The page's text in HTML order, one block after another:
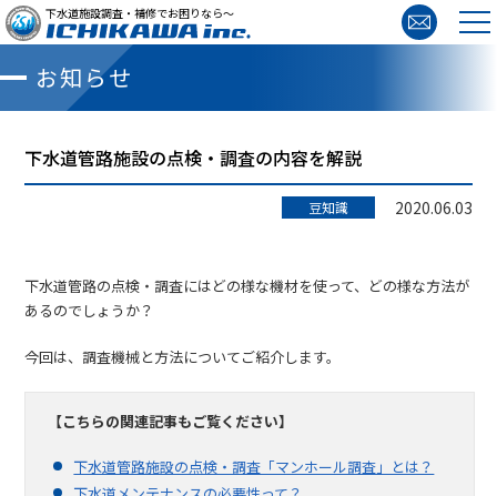
下水道施設調査・補修でお困りなら～
お知らせ
下水道管路施設の点検・調査の内容を解説
豆知識 2020.06.03
下水道管路の点検・調査にはどの様な機材を使って、どの様な方法が
あるのでしょうか？
今回は、調査機械と方法についてご紹介します。
【こちらの関連記事もご覧ください】
下水道管路施設の点検・調査「マンホール調査」とは？